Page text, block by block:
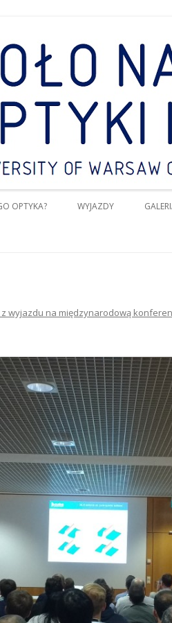
OPTYKA? WYJAZDY
wyjazdu na międzynarodową